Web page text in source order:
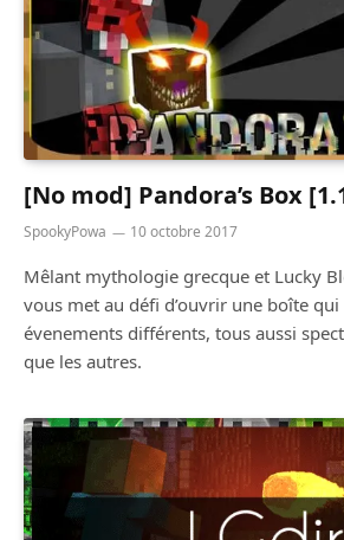
[No mod] Pandora’s Box
SpookyPowa 10 octobre 2017
Mêlant mythologie grecque et Lucky
vous met au défi d’ouvrir une boîte
évenements différents, tous aussi
que les autres.